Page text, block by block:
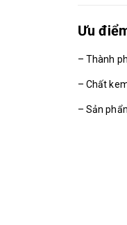
Ưu
– Thành
– Chất
– Sản